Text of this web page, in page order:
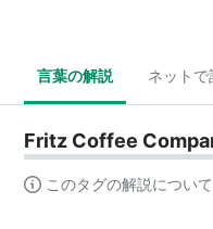
言葉の解説 ネットで
Fritz Coffee
このタグの解説について